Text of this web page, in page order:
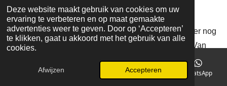
Deze website maakt gebruik van cookies om uw
ervaring te verbeteren en op maat gemaakte
advertenties weer te geven. Door op ‘Accepteren’
te klikken, gaat u akkoord met het gebruik van alle
cookies.
Afwijzen Accepteren
omgekeerd houtstoken dus."
Hoewel het vanuit klimaatoogpunt volgens de D66’er nog
beter is om helemaal geen hout te stoken, komt Van
Weyenberg wel met tips om zo duurzaam mogelijk hout te
verbanden. De Partij voor de Dieren wees de
E-mailadres Instagram WhatsApp